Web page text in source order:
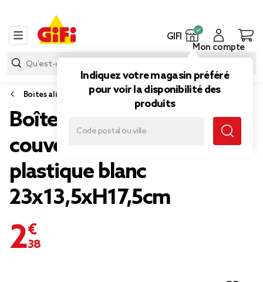
GIFI
Indiquez votre magasin préféré
pour voir la disponibilité des
produits
Mon compte
Boites alimentaires et bocaux
Boîte alimentaire avec
couvercle et cuillère
plastique blanc
23x13,5xH17,5cm
2,38 €